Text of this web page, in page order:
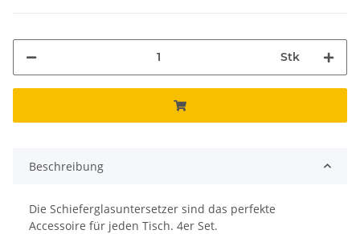
Stk
Beschreibung
Die Schieferglasuntersetzer sind das perfekte
Accessoire für jeden Tisch. 4er Set.